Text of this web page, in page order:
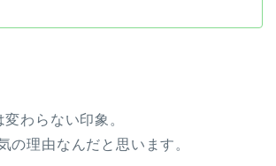
わらない印象。
の理由なんだと思います。